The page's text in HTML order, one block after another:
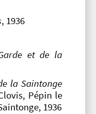
, 1936
et de la
la Saintonge
Pépin le
1936